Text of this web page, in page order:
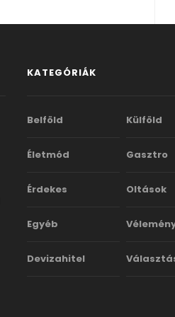
KATEGÓRIÁK
Belföld Külföld
Életmód Gasztro
Érdekes Oltások
Egyéb
Devizahitel